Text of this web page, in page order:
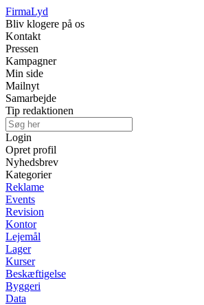
FirmaLyd
Bliv klogere på os
Kontakt
Pressen
Kampagner
Min side
Mailnyt
Samarbejde
Tip redaktionen
Login
Opret profil
Nyhedsbrev
Kategorier
Reklame
Events
Revision
Kontor
Lejemål
Lager
Kurser
Beskæftigelse
Byggeri
Data